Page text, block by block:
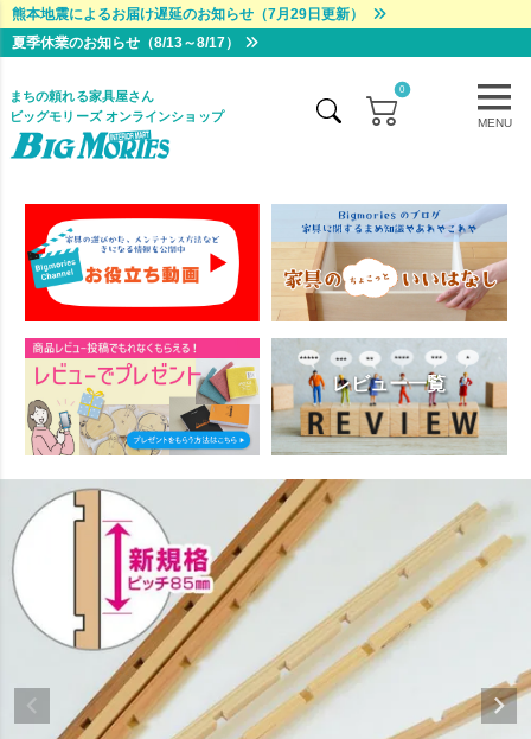
熊本地震によるお届け遅延のお知らせ（7月29日更新）
夏季休業のお知らせ（8/13～8/17）
MENU
まちの頼れる家具屋さん
ビッグモリーズ オンラインショップ
0
レビュー一覧